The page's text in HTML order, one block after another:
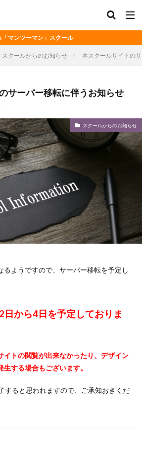
ツーマン」スクール
スクールからのお知らせ 本スクールサイトの
サーバー移転に伴うお知らせ
スクールからのお知らせ
るようですので、サーバー移転を予定し
から4日を予定しておりま
イトの閲覧が出来なかったり、デザイン
する場合もございます。
すると思われますので、ご承知おきくだ